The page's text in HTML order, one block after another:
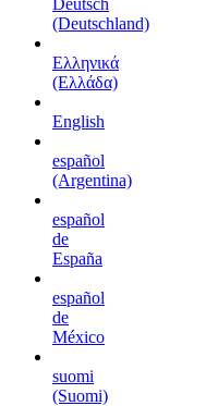
Deutsch
(Deutschland)
Ελληνικά
(Ελλάδα)
English
español
(Argentina)
español
de
España
español
de
México
suomi
(Suomi)